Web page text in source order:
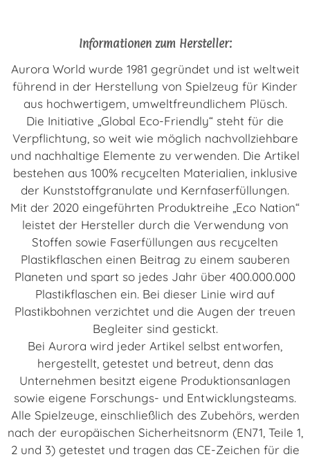
Informationen zum Hersteller:
Aurora World wurde 1981 gegründet und ist weltweit
führend in der Herstellung von Spielzeug für Kinder
aus hochwertigem, umweltfreundlichem Plüsch.
Die Initiative „Global Eco-Friendly“ steht für die
Verpflichtung, so weit wie möglich nachvollziehbare
und nachhaltige Elemente zu verwenden. Die Artikel
bestehen aus 100% recycelten Materialien, inklusive
der Kunststoffgranulate und Kernfaserfüllungen.
Mit der 2020 eingeführten Produktreihe „Eco Nation“
leistet der Hersteller durch die Verwendung von
Stoffen sowie Faserfüllungen aus recycelten
Plastikflaschen einen Beitrag zu einem sauberen
Planeten und spart so jedes Jahr über 400.000.000
Plastikflaschen ein. Bei dieser Linie wird auf
Plastikbohnen verzichtet und die Augen der treuen
Begleiter sind gestickt.
Bei Aurora wird jeder Artikel selbst entworfen,
hergestellt, getestet und betreut, denn das
Unternehmen besitzt eigene Produktionsanlagen
sowie eigene Forschungs- und Entwicklungsteams.
Alle Spielzeuge, einschließlich des Zubehörs, werden
nach der europäischen Sicherheitsnorm (EN71, Teile 1,
2 und 3) getestet und tragen das CE-Zeichen für die